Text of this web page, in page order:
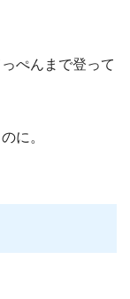
ぺんまで登って
に。